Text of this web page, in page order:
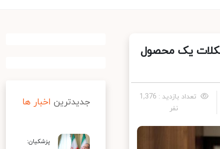
یک محصول
تعداد بازدید : 1,376
نفر
جدیدترین اخبار ها
پزشکیان: